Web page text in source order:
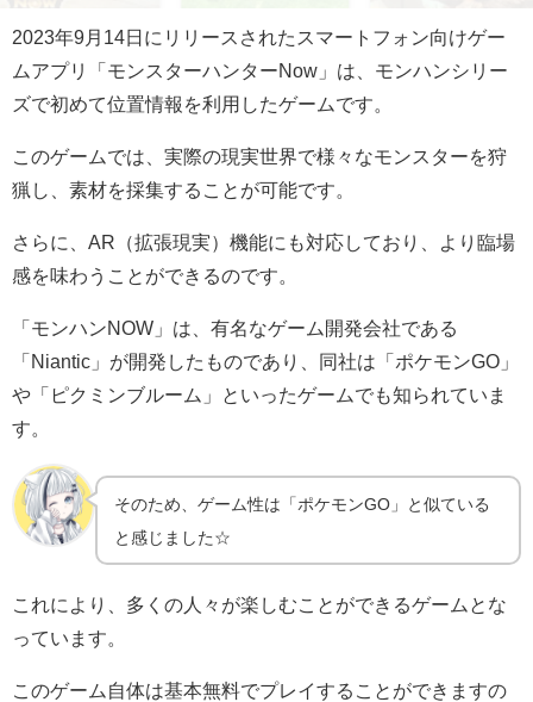
2023年9月14日にリリースされたスマートフォン向けゲー
ムアプリ「モンスターハンターNow」は、モンハンシリー
ズで初めて位置情報を利用したゲームです。
このゲームでは、実際の現実世界で様々なモンスターを狩
猟し、素材を採集することが可能です。
さらに、AR（拡張現実）機能にも対応しており、より臨場
感を味わうことができるのです。
「モンハンNOW」は、有名なゲーム開発会社である
「Niantic」が開発したものであり、同社は「ポケモンGO」
や「ピクミンブルーム」といったゲームでも知られていま
す。
そのため、ゲーム性は「ポケモンGO」と似ている
と感じました☆
これにより、多くの人々が楽しむことができるゲームとな
っています。
このゲーム自体は基本無料でプレイすることができますの